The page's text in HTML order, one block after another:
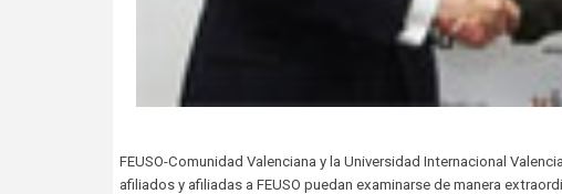
FEUSO-Comunidad Valenciana y la Universidad Internacional
afiliados y afiliadas a FEUSO puedan examinarse de manera